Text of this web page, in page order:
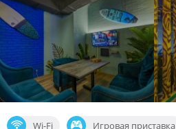
Wi-Fi Игровая приставка